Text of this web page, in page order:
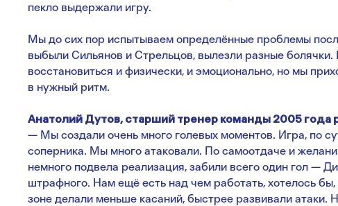
пекло выдержали игру.
Мы до сих пор испытываем определённые проблемы
выбыли Сильянов и Стрельцов, вылезли разные
восстановиться и физически, и эмоционально, но мы
в нужный ритм.
Анатолий Дутов, старший тренер команды 2005 года
— Мы создали очень много голевых моментов. Игра, по
соперника. Мы много атаковали. По самоотдаче и
немного подвела реализация, забили всего один гол —
штрафного. Нам ещё есть над чем работать, хотелось
зоне делали меньше касаний, быстрее развивали атаки.